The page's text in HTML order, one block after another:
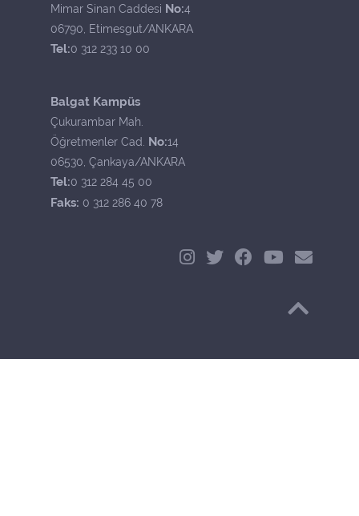
Mimar Sinan Caddesi No:4
06790, Etimesgut/ANKARA
Tel:0 312 233 10 00
Balgat Kampüs
Çukurambar Mah.
Öğretmenler Cad. No:14
06530, Çankaya/ANKARA
Tel:0 312 284 45 00
Faks: 0 312 286 40 78